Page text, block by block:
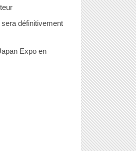
définitivement
Expo en